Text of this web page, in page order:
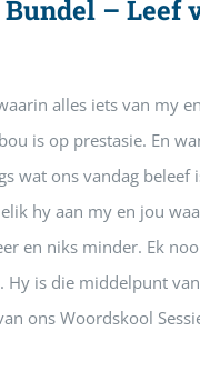
– Leef
alles iets van my
is op prestasie. En
wat ons vandag
hy aan my en jou
en niks minder. Ek
Hy is die middelpunt
ons Woordskool